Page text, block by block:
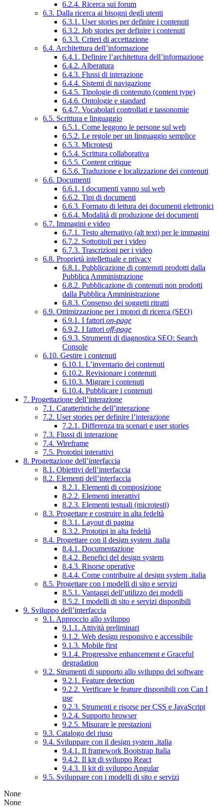
6.2.4. Ricerca sui forum
6.3. Dalla ricerca ai bisogni degli utenti
6.3.1. User stories per definire i contenuti
6.3.2. Job stories per definire i contenuti
6.3.3. Criteri di accettazione
6.4. Architettura dell’informazione
6.4.1. Definire l’architettura dell’informazione
6.4.2. Alberatura
6.4.3. Flussi di interazione
6.4.4. Sistemi di navigazione
6.4.5. Tipologie di contenuto (content type)
6.4.6. Ontologie e standard
6.4.7. Vocabolari controllati e tassonomie
6.5. Scrittura e linguaggio
6.5.1. Come leggono le persone sul web
6.5.2. Le regole per un linguaggio semplice
6.5.3. Microtesti
6.5.4. Scrittura collaborativa
6.5.5. Content critique
6.5.6. Traduzione e localizzazione dei contenuti
6.6. Documenti
6.6.1. I documenti vanno sul web
6.6.2. Tipi di documenti
6.6.3. Formato di lettura dei documenti elettronici
6.6.4. Modalità di produzione dei documenti
6.7. Immagini e video
6.7.1. Testo alternativo (alt text) per le immagini
6.7.2. Sottotitoli per i video
6.7.3. Trascrizioni per i video
6.8. Proprietà intellettuale e privacy
6.8.1. Pubblicazione di contenuti prodotti dalla
Pubblica Amministrazione
6.8.2. Pubblicazione di contenuti non prodotti
dalla Pubblica Amministrazione
6.8.3. Consenso dei soggetti ritratti
6.9. Ottimizzazione per i motori di ricerca (SEO)
6.9.1. I fattori on-page
6.9.2. I fattori off-page
6.9.3. Strumenti di diagnostica SEO: Search
Console
6.10. Gestire i contenuti
6.10.1. L’inventario dei contenuti
6.10.2. Revisionare i contenuti
6.10.3. Migrare i contenuti
6.10.4. Pubblicare i contenuti
7. Progettazione dell’interazione
7.1. Caratteristiche dell’interazione
7.2. User stories per definire l’interazione
7.2.1. Differenza tra scenari e user stories
7.3. Flussi di interazione
7.4. Wireframe
7.5. Prototipi interattivi
8. Progettazione dell’interfaccia
8.1. Obiettivi dell’interfaccia
8.2. Elementi dell’interfaccia
8.2.1. Elementi di composizione
8.2.2. Elementi interattivi
8.2.3. Elementi testuali (microtesti)
8.3. Progettare e costruire in alta fedeltà
8.3.1. Layout di pagina
8.3.2. Prototipi in alta fedeltà
8.4. Progettare con il design system .italia
8.4.1. Documentazione
8.4.2. Benefici del design system
8.4.3. Risorse operative
8.4.4. Come contribuire al design system .italia
8.5. Progettare con i modelli di sito e servizi
8.5.1. Vantaggi dell’utilizzo dei modelli
8.5.2. I modelli di sito e servizi disponibili
9. Sviluppo dell’interfaccia
9.1. Approccio allo sviluppo
9.1.1. Attività preliminari
9.1.2. Web design responsivo e accessibile
9.1.3. Mobile first
9.1.4. Progressive enhancement e Graceful
degradation
9.2. Strumenti di supporto allo sviluppo del software
9.2.1. Feature detection
9.2.2. Verificare le feature disponibili con Can I
use
9.2.3. Strumenti e risorse per CSS e JavaScript
9.2.4. Supporto browser
9.2.5. Misurare le prestazioni
9.3. Catalogo del riuso
9.4. Sviluppare con il design system .italia
9.4.1. Il framework Bootstrap Italia
9.4.2. Il kit di sviluppo React
9.4.3. Il kit di sviluppo Angular
9.5. Sviluppare con i modelli di sito e servizi
None
None